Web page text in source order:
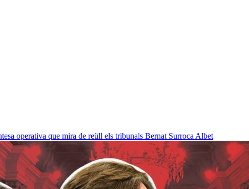
operativa que mira de reüll els tribunals Bernat Surroca Albet